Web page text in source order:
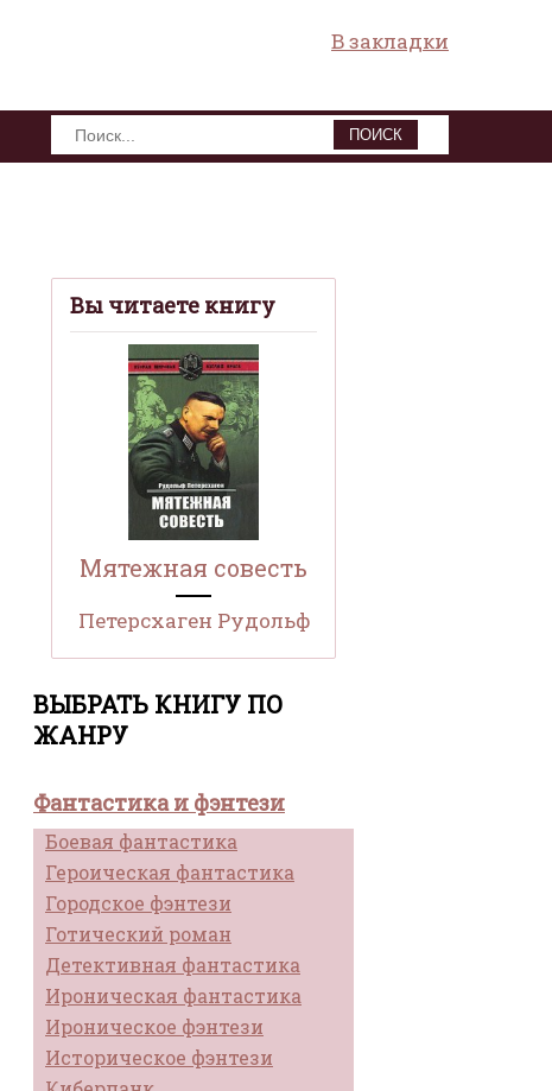
В закладки
ПОИСК
Вы читаете книгу
Мятежная совесть
Петерсхаген Рудольф
ВЫБРАТЬ КНИГУ ПО
ЖАНРУ
Фантастика и фэнтези
Боевая фантастика
Героическая фантастика
Городское фэнтези
Готический роман
Детективная фантастика
Ироническая фантастика
Ироническое фэнтези
Историческое фэнтези